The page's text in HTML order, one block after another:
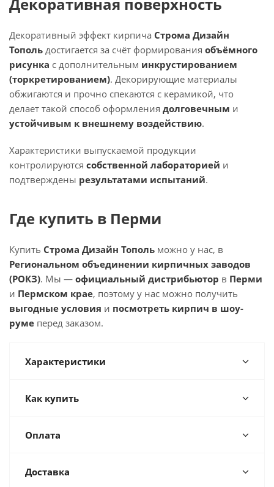
Декоративный эффект кирпича Строма Дизайн
Тополь достигается за счёт формирования объёмного
рисунка с дополнительным инкрустированием
(торкретированием). Декорирующие материалы
обжигаются и прочно спекаются с керамикой, что
делает такой способ оформления долговечным и
устойчивым к внешнему воздействию.
Характеристики выпускаемой продукции
контролируются собственной лабораторией и
подтверждены результатами испытаний.
Где купить в Перми
Купить Строма Дизайн Тополь можно у нас, в
Региональном объединении кирпичных заводов
(РОКЗ). Мы — официальный дистрибьютор в Перми
и Пермском крае, поэтому у нас можно получить
выгодные условия и посмотреть кирпич в шоу-
руме перед заказом.
Характеристики
Как купить
Оплата
Доставка